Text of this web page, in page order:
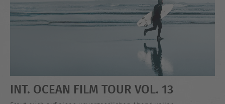
INT. OCEAN FILM TOUR VOL. 13